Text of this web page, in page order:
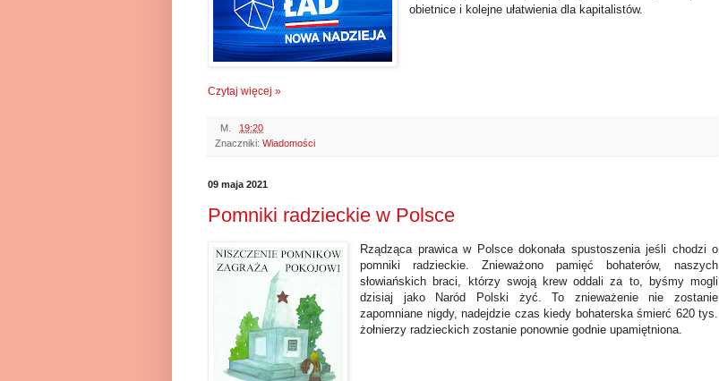
obietnice i kolejne ułatwienia dla kapitalistów.
Czytaj więcej »
M.
19:20
Znaczniki: Wiadomości
09 maja 2021
Pomniki radzieckie w Polsce
Rządząca prawica w Polsce dokonała spustoszenia jeśli chodzi o
pomniki radzieckie. Znieważono pamięć bohaterów, naszych
słowiańskich braci, którzy swoją krew oddali za to, byśmy mogli
dzisiaj jako Naród Polski żyć. To znieważenie nie zostanie
zapomniane nigdy, nadejdzie czas kiedy bohaterska śmierć 620 tys.
żołnierzy radzieckich zostanie ponownie godnie upamiętniona.